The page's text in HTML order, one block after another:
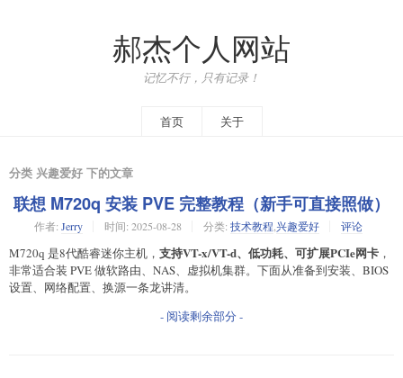
郝杰个人网站
记忆不行，只有记录！
首页 关于
分类 兴趣爱好 下的文章
联想 M720q 安装 PVE 完整教程（新手可直接照做）
作者: Jerry 时间: 2025-08-28 分类: 技术教程 兴趣爱好 评论
M720q 是8代酷睿迷你主机， 支持VT-x/VT-d、低功耗、可扩展PCIe网卡 ，
非常适合装 PVE 做软路由、NAS、虚拟机集群。下面从准备到安装、BIOS
设置、网络配置、换源一条龙讲清。
- 阅读剩余部分 -